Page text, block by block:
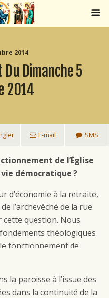
2014
Du Dimanche 5
2014
E-mail SMS
de l’Église
démocratique ?
d’économie à la retraite,
l’archevêché de la rue
question. Nous
théologiques
fonctionnement de
la paroisse à l’issue des
dans la continuité de la